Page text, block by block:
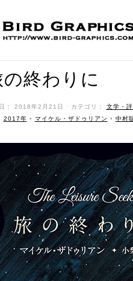
の終わりに
： 2018年2月21日 ˑ カテゴリ： 文学・
2017年 • マイケル・ザドゥリアン • 中村